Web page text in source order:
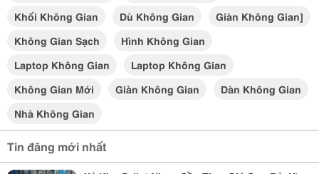
Khối Không Gian
Dù Không Gian
Giàn Không Gian]
Không Gian Sạch
Hình Không Gian
Laptop Không Gian
Laptop Không Gian
Không Gian Mới
Giàn Không Gian
Dàn Không Gian
Nhà Không Gian
Tin đăng mới nhất